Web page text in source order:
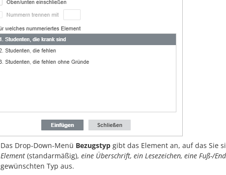
Das Drop-Down-Menü Bezugstyp gibt das Element an, auf das Sie
Element (standarmäßig), eine Überschrift, ein Lesezeichen, eine Fuß-/
gewünschten Typ aus.